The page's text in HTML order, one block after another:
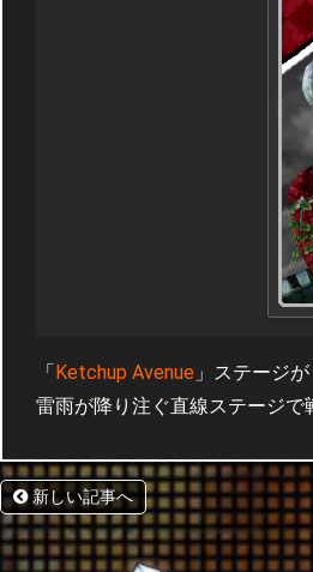
「Ketchup Avenue 」ステージ
雷雨が降り注ぐ直線ステージで
新しい記事へ